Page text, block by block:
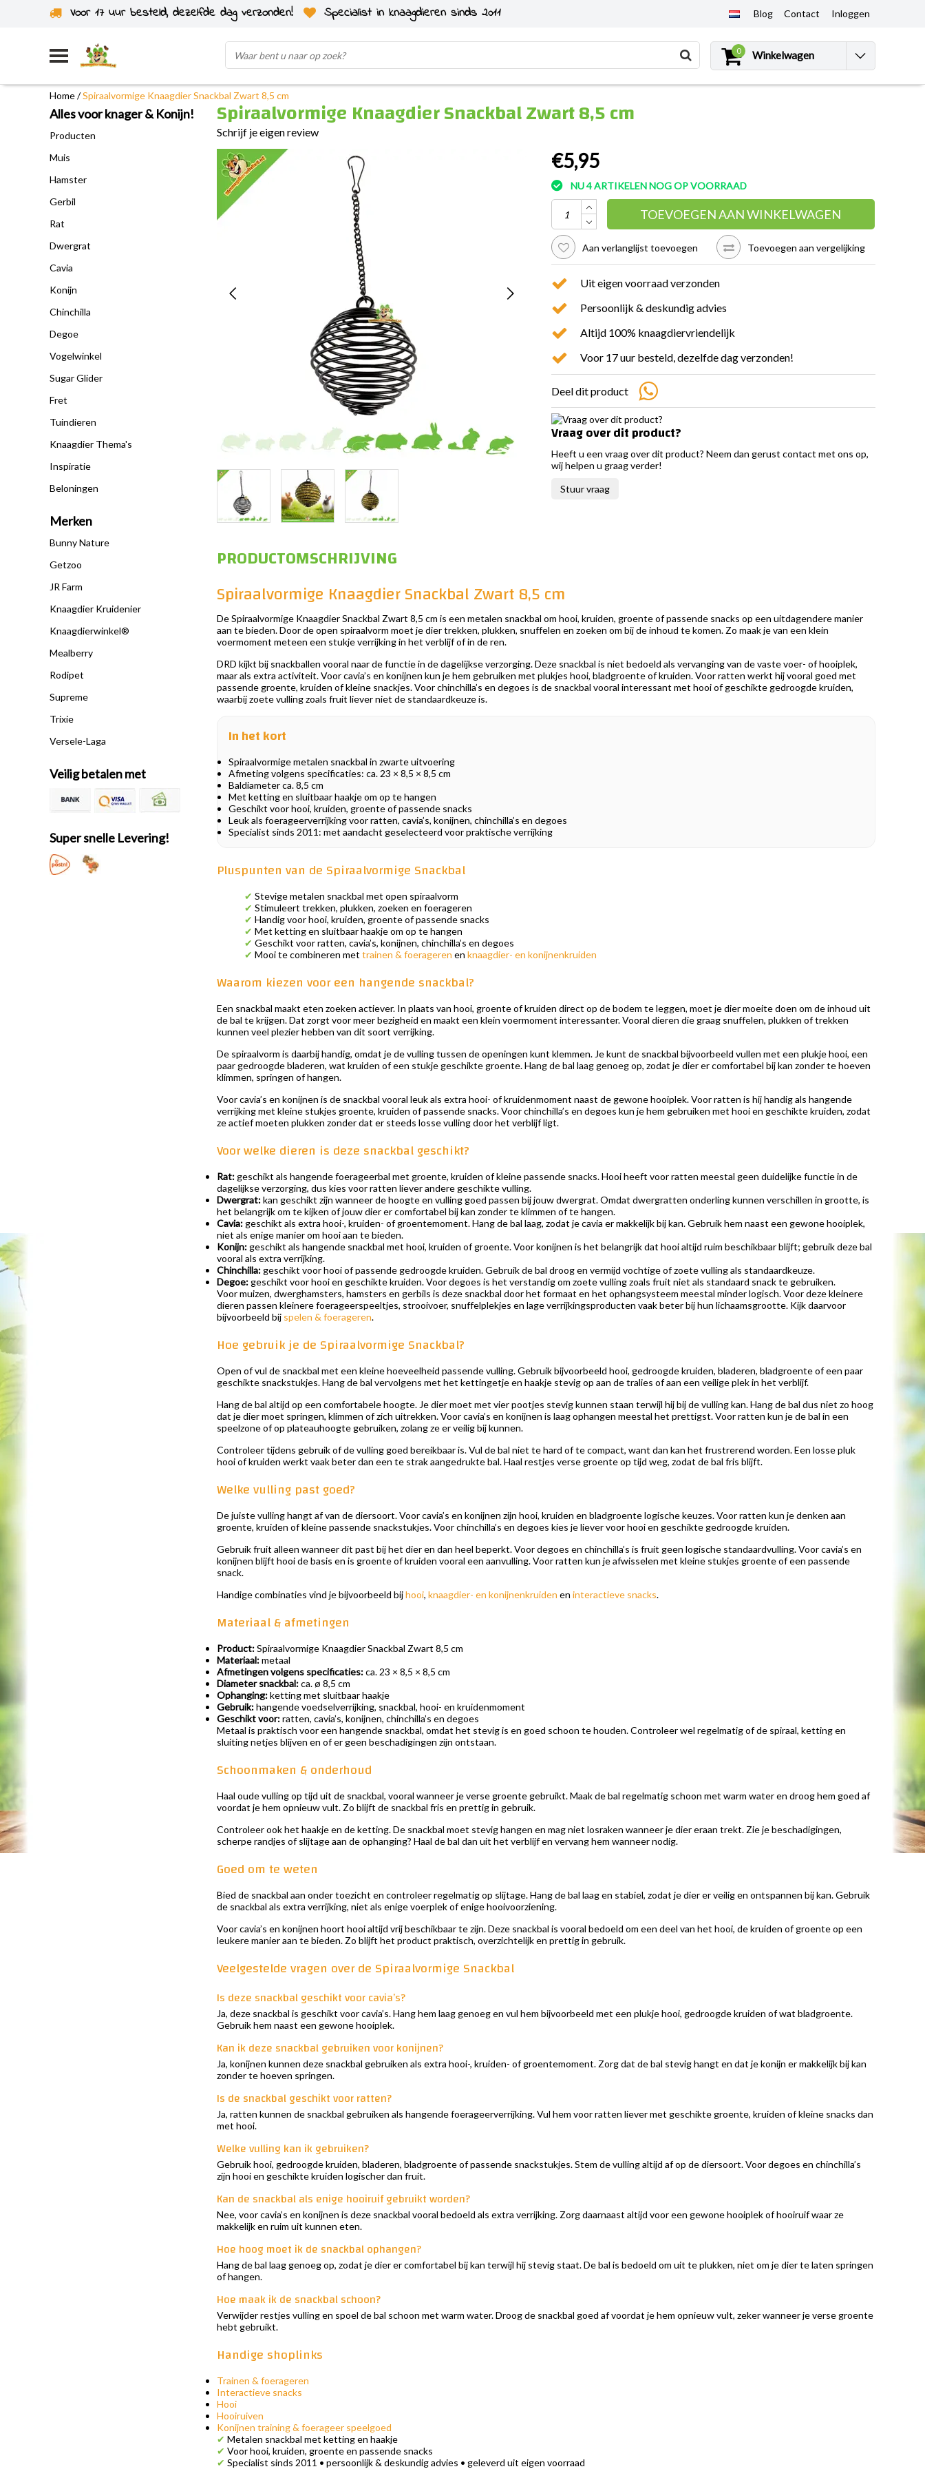
Voor 17 uur besteld, dezelfde dag verzonden!
Specialist in knaagdieren sinds 2011
Uit eigen voorraad verzonden
Blog Contact Inloggen
0 Winkelwagen
Home/Spiraalvormige Knaagdier Snackbal Zwart 8,5 cm
Alles voor knager & Konijn!
Producten
Muis
Hamster
Gerbil
Rat
Dwergrat
Cavia
Konijn
Chinchilla
Degoe
Vogelwinkel
Sugar Glider
Fret
Tuindieren
Knaagdier Thema's
Inspiratie
Beloningen
Merken
Bunny Nature
Getzoo
JR Farm
Knaagdier Kruidenier
Knaagdierwinkel®
Mealberry
Rodipet
Supreme
Trixie
Versele-Laga
Veilig betalen met
Super snelle Levering!
Spiraalvormige Knaagdier Snackbal Zwart 8,5 cm
Schrijf je eigen review
€5,95
NU 4 ARTIKELEN NOG OP VOORRAAD
TOEVOEGEN AAN WINKELWAGEN
Aan verlanglijst toevoegen Toevoegen aan vergelijking
Uit eigen voorraad verzonden
Persoonlijk & deskundig advies
Altijd 100% knaagdiervriendelijk
Voor 17 uur besteld, dezelfde dag verzonden!
Deel dit product
Vraag over dit product?
Heeft u een vraag over dit product? Neem dan gerust contact met ons op,
wij helpen u graag verder!
Stuur vraag
PRODUCTOMSCHRIJVING
Spiraalvormige Knaagdier Snackbal Zwart 8,5 cm
De Spiraalvormige Knaagdier Snackbal Zwart 8,5 cm is een metalen snackbal om hooi, kruiden, groente of passende snacks op een uitdagendere manier
aan te bieden. Door de open spiraalvorm moet je dier trekken, plukken, snuffelen en zoeken om bij de inhoud te komen. Zo maak je van een klein
voermoment meteen een stukje verrijking in het verblijf of in de ren.
DRD kijkt bij snackballen vooral naar de functie in de dagelijkse verzorging. Deze snackbal is niet bedoeld als vervanging van de vaste voer- of hooiplek,
maar als extra activiteit. Voor cavia’s en konijnen kun je hem gebruiken met plukjes hooi, bladgroente of kruiden. Voor ratten werkt hij vooral goed met
passende groente, kruiden of kleine snackjes. Voor chinchilla’s en degoes is de snackbal vooral interessant met hooi of geschikte gedroogde kruiden,
waarbij zoete vulling zoals fruit liever niet de standaardkeuze is.
In het kort
Spiraalvormige metalen snackbal in zwarte uitvoering
Afmeting volgens specificaties: ca. 23 × 8,5 × 8,5 cm
Baldiameter ca. 8,5 cm
Met ketting en sluitbaar haakje om op te hangen
Geschikt voor hooi, kruiden, groente of passende snacks
Leuk als foerageerverrijking voor ratten, cavia’s, konijnen, chinchilla’s en degoes
Specialist sinds 2011: met aandacht geselecteerd voor praktische verrijking
Pluspunten van de Spiraalvormige Snackbal
✔ Stevige metalen snackbal met open spiraalvorm
✔ Stimuleert trekken, plukken, zoeken en foerageren
✔ Handig voor hooi, kruiden, groente of passende snacks
✔ Met ketting en sluitbaar haakje om op te hangen
✔ Geschikt voor ratten, cavia’s, konijnen, chinchilla’s en degoes
✔ Mooi te combineren met trainen & foerageren en knaagdier- en konijnenkruiden
Waarom kiezen voor een hangende snackbal?
Een snackbal maakt eten zoeken actiever. In plaats van hooi, groente of kruiden direct op de bodem te leggen, moet je dier moeite doen om de inhoud uit
de bal te krijgen. Dat zorgt voor meer bezigheid en maakt een klein voermoment interessanter. Vooral dieren die graag snuffelen, plukken of trekken
kunnen veel plezier hebben van dit soort verrijking.
De spiraalvorm is daarbij handig, omdat je de vulling tussen de openingen kunt klemmen. Je kunt de snackbal bijvoorbeeld vullen met een plukje hooi, een
paar gedroogde bladeren, wat kruiden of een stukje geschikte groente. Hang de bal laag genoeg op, zodat je dier er comfortabel bij kan zonder te hoeven
klimmen, springen of hangen.
Voor cavia’s en konijnen is de snackbal vooral leuk als extra hooi- of kruidenmoment naast de gewone hooiplek. Voor ratten is hij handig als hangende
verrijking met kleine stukjes groente, kruiden of passende snacks. Voor chinchilla’s en degoes kun je hem gebruiken met hooi en geschikte kruiden, zodat
ze actief moeten plukken zonder dat er steeds losse vulling door het verblijf ligt.
Voor welke dieren is deze snackbal geschikt?
Rat:geschikt als hangende foerageerbal met groente, kruiden of kleine passende snacks. Hooi heeft voor ratten meestal geen duidelijke functie in de
dagelijkse verzorging, dus kies voor ratten liever andere geschikte vulling.
Dwergrat:kan geschikt zijn wanneer de hoogte en vulling goed passen bij jouw dwergrat. Omdat dwergratten onderling kunnen verschillen in grootte, is
het belangrijk om te kijken of jouw dier er comfortabel bij kan zonder te klimmen of te hangen.
Cavia:geschikt als extra hooi-, kruiden- of groentemoment. Hang de bal laag, zodat je cavia er makkelijk bij kan. Gebruik hem naast een gewone hooiplek,
niet als enige manier om hooi aan te bieden.
Konijn:geschikt als hangende snackbal met hooi, kruiden of groente. Voor konijnen is het belangrijk dat hooi altijd ruim beschikbaar blijft; gebruik deze bal
vooral als extra verrijking.
Chinchilla:geschikt voor hooi of passende gedroogde kruiden. Gebruik de bal droog en vermijd vochtige of zoete vulling als standaardkeuze.
Degoe:geschikt voor hooi en geschikte kruiden. Voor degoes is het verstandig om zoete vulling zoals fruit niet als standaard snack te gebruiken.
Voor muizen, dwerghamsters, hamsters en gerbils is deze snackbal door het formaat en het ophangsysteem meestal minder logisch. Voor deze kleinere
dieren passen kleinere foerageerspeeltjes, strooivoer, snuffelplekjes en lage verrijkingsproducten vaak beter bij hun lichaamsgrootte. Kijk daarvoor
bijvoorbeeld bij spelen & foerageren.
Hoe gebruik je de Spiraalvormige Snackbal?
Open of vul de snackbal met een kleine hoeveelheid passende vulling. Gebruik bijvoorbeeld hooi, gedroogde kruiden, bladeren, bladgroente of een paar
geschikte snackstukjes. Hang de bal vervolgens met het kettingetje en haakje stevig op aan de tralies of aan een veilige plek in het verblijf.
Hang de bal altijd op een comfortabele hoogte. Je dier moet met vier pootjes stevig kunnen staan terwijl hij bij de vulling kan. Hang de bal dus niet zo hoog
dat je dier moet springen, klimmen of zich uitrekken. Voor cavia’s en konijnen is laag ophangen meestal het prettigst. Voor ratten kun je de bal in een
speelzone of op plateauhoogte gebruiken, zolang ze er veilig bij kunnen.
Controleer tijdens gebruik of de vulling goed bereikbaar is. Vul de bal niet te hard of te compact, want dan kan het frustrerend worden. Een losse pluk
hooi of kruiden werkt vaak beter dan een te strak aangedrukte bal. Haal restjes verse groente op tijd weg, zodat de bal fris blijft.
Welke vulling past goed?
De juiste vulling hangt af van de diersoort. Voor cavia’s en konijnen zijn hooi, kruiden en bladgroente logische keuzes. Voor ratten kun je denken aan
groente, kruiden of kleine passende snackstukjes. Voor chinchilla’s en degoes kies je liever voor hooi en geschikte gedroogde kruiden.
Gebruik fruit alleen wanneer dit past bij het dier en dan heel beperkt. Voor degoes en chinchilla’s is fruit geen logische standaardvulling. Voor cavia’s en
konijnen blijft hooi de basis en is groente of kruiden vooral een aanvulling. Voor ratten kun je afwisselen met kleine stukjes groente of een passende
snack.
Handige combinaties vind je bijvoorbeeld bijhooi, knaagdier- en konijnenkruiden en interactieve snacks.
Materiaal & afmetingen
Product:Spiraalvormige Knaagdier Snackbal Zwart 8,5 cm
Materiaal:metaal
Afmetingen volgens specificaties:ca. 23 × 8,5 × 8,5 cm
Diameter snackbal:ca. ø 8,5 cm
Ophanging:ketting met sluitbaar haakje
Gebruik:hangende voedselverrijking, snackbal, hooi- en kruidenmoment
Geschikt voor:ratten, cavia’s, konijnen, chinchilla’s en degoes
Metaal is praktisch voor een hangende snackbal, omdat het stevig is en goed schoon te houden. Controleer wel regelmatig of de spiraal, ketting en
sluiting netjes blijven en of er geen beschadigingen zijn ontstaan.
Schoonmaken & onderhoud
Haal oude vulling op tijd uit de snackbal, vooral wanneer je verse groente gebruikt. Maak de bal regelmatig schoon met warm water en droog hem goed af
voordat je hem opnieuw vult. Zo blijft de snackbal fris en prettig in gebruik.
Controleer ook het haakje en de ketting. De snackbal moet stevig hangen en mag niet losraken wanneer je dier eraan trekt. Zie je beschadigingen,
scherpe randjes of slijtage aan de ophanging? Haal de bal dan uit het verblijf en vervang hem wanneer nodig.
Goed om te weten
Bied de snackbal aan onder toezicht en controleer regelmatig op slijtage. Hang de bal laag en stabiel, zodat je dier er veilig en ontspannen bij kan. Gebruik
de snackbal als extra verrijking, niet als enige voerplek of enige hooivoorziening.
Voor cavia’s en konijnen hoort hooi altijd vrij beschikbaar te zijn. Deze snackbal is vooral bedoeld om een deel van het hooi, de kruiden of groente op een
leukere manier aan te bieden. Zo blijft het product praktisch, overzichtelijk en prettig in gebruik.
Veelgestelde vragen over de Spiraalvormige Snackbal
Is deze snackbal geschikt voor cavia’s?
Ja, deze snackbal is geschikt voor cavia’s. Hang hem laag genoeg en vul hem bijvoorbeeld met een plukje hooi, gedroogde kruiden of wat bladgroente.
Gebruik hem naast een gewone hooiplek.
Kan ik deze snackbal gebruiken voor konijnen?
Ja, konijnen kunnen deze snackbal gebruiken als extra hooi-, kruiden- of groentemoment. Zorg dat de bal stevig hangt en dat je konijn er makkelijk bij kan
zonder te hoeven springen.
Is de snackbal geschikt voor ratten?
Ja, ratten kunnen de snackbal gebruiken als hangende foerageerverrijking. Vul hem voor ratten liever met geschikte groente, kruiden of kleine snacks dan
met hooi.
Welke vulling kan ik gebruiken?
Gebruik hooi, gedroogde kruiden, bladeren, bladgroente of passende snackstukjes. Stem de vulling altijd af op de diersoort. Voor degoes en chinchilla’s
zijn hooi en geschikte kruiden logischer dan fruit.
Kan de snackbal als enige hooiruif gebruikt worden?
Nee, voor cavia’s en konijnen is deze snackbal vooral bedoeld als extra verrijking. Zorg daarnaast altijd voor een gewone hooiplek of hooiruif waar ze
makkelijk en ruim uit kunnen eten.
Hoe hoog moet ik de snackbal ophangen?
Hang de bal laag genoeg op, zodat je dier er comfortabel bij kan terwijl hij stevig staat. De bal is bedoeld om uit te plukken, niet om je dier te laten springen
of hangen.
Hoe maak ik de snackbal schoon?
Verwijder restjes vulling en spoel de bal schoon met warm water. Droog de snackbal goed af voordat je hem opnieuw vult, zeker wanneer je verse groente
hebt gebruikt.
Handige shoplinks
Trainen & foerageren
Interactieve snacks
Hooi
Hooiruiven
Konijnen training & foerageer speelgoed
✔ Metalen snackbal met ketting en haakje
✔ Voor hooi, kruiden, groente en passende snacks
✔ Specialist sinds 2011 • persoonlijk & deskundig advies • geleverd uit eigen voorraad